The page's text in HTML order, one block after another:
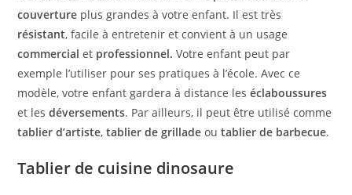
couverture plus grandes à votre enfant. Il est très
résistant, facile à entretenir et convient à un usage
commercialet professionnel. Votre enfant peut par
exemple l’utiliser pour ses pratiques à l’école. Avec ce
modèle, votre enfant gardera à distance leséclaboussures
et lesdéversements. Par ailleurs, il peut être utilisé comme
tablier d’artiste,tablier de grillade outablier de barbecue.
Tablier de cuisine dinosaure